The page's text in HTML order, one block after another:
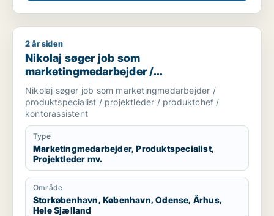
Nikolaj søger job som marketingmedarbejder /
2 år siden
Nikolaj søger job som
marketingmedarbejder /
produktspecialist / projektleder /
produktchef / kontorassistent
Nikolaj søger job som marketingmedarbejder /
produktspecialist / projektleder / produktchef /
kontorassistent
Type
Marketingmedarbejder, Produktspecialist,
Projektleder mv.
Område
Storkøbenhavn, København, Odense, Århus,
Hele Sjælland